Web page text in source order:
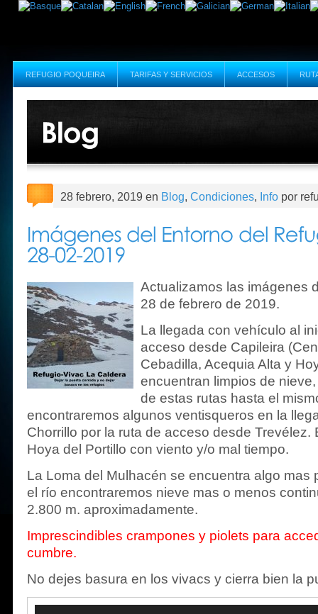
REFUGIO POQUEIRA TARIFAS Y SERVICIOS ACCESOS
28 febrero, 2019 en Blog, Condiciones, Info por
Actualizamos las imágenes
28 de febrero de 2019.
La llegada con vehículo al
acceso desde Capileira
Cebadilla, Acequia Alta y
encuentran limpios de
de estas rutas hasta el
encontraremos algunos ventisqueros en la
Chorrillo por la ruta de acceso desde Trevélez.
Hoya del Portillo con viento y/o mal tiempo.
La Loma del Mulhacén se encuentra algo mas
el río encontraremos nieve mas o menos
2.800 m. aproximadamente.
Imprescindibles crampones y piolets para
cumbre.
No dejes basura en los vivacs y cierra bien la